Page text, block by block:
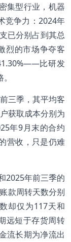
集型行业，机器
竞争力：2024年
已分别占到其总
烈的市场争夺客
比研发
三季，其平均客
获取成本分别为
年9月末的合约
营收，只是仍难
2025年前三季的
款周转天数分别
却仅为117天和
远短于存货周转
流长期为净流出